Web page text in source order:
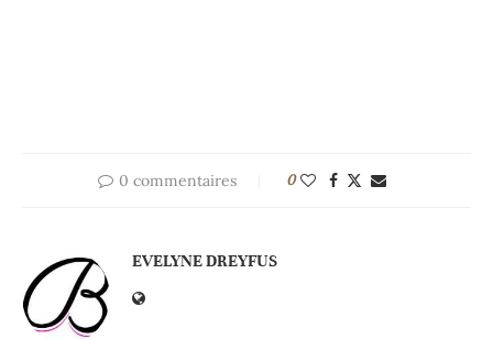
0 commentaires 0
EVELYNE DREYFUS